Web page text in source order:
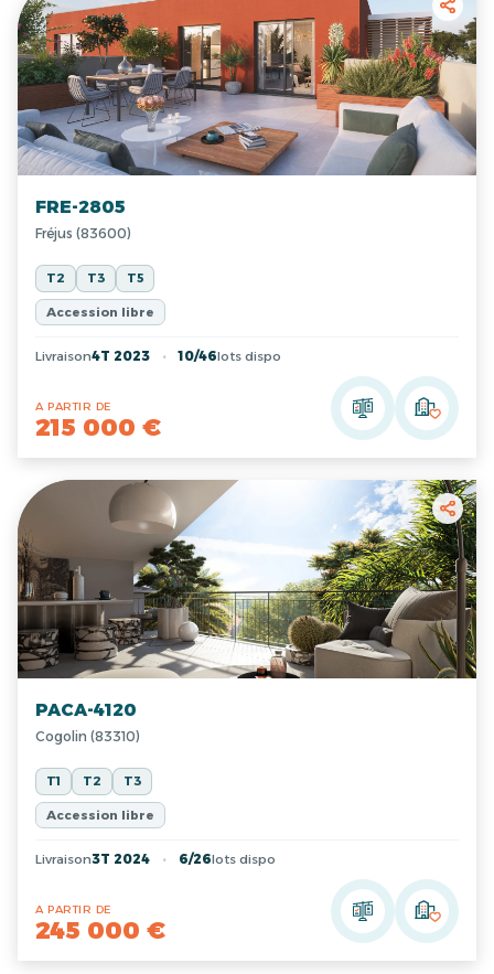
FRE-2805
Fréjus (83600)
T2 T3 T5
Accession libre
Livraison4T 2023 10/46lots dispo
A PARTIR DE
215 000 €
PACA-4120
Cogolin (83310)
T1 T2 T3
Accession libre
Livraison3T 2024 6/26lots dispo
A PARTIR DE
245 000 €